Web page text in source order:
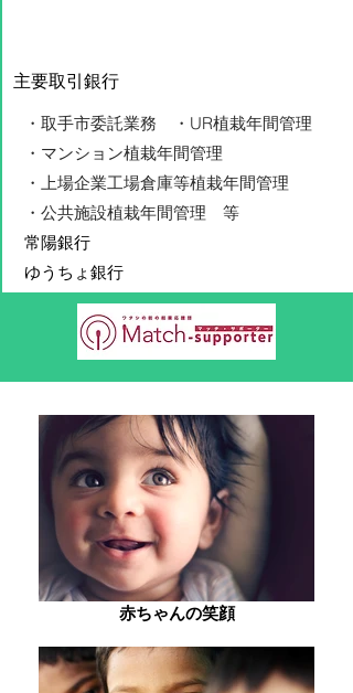
主要取引銀行
・取手市委託業務 ・UR植栽年間管理
・マンション植栽年間管理
・上場企業工場倉庫等植栽年間管理
​・公共施設植栽年間管理 等
常陽銀行
​ゆうちょ銀行
赤ちゃんの笑顔